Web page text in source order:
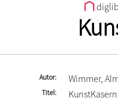
Autor Wimmer,
Titel